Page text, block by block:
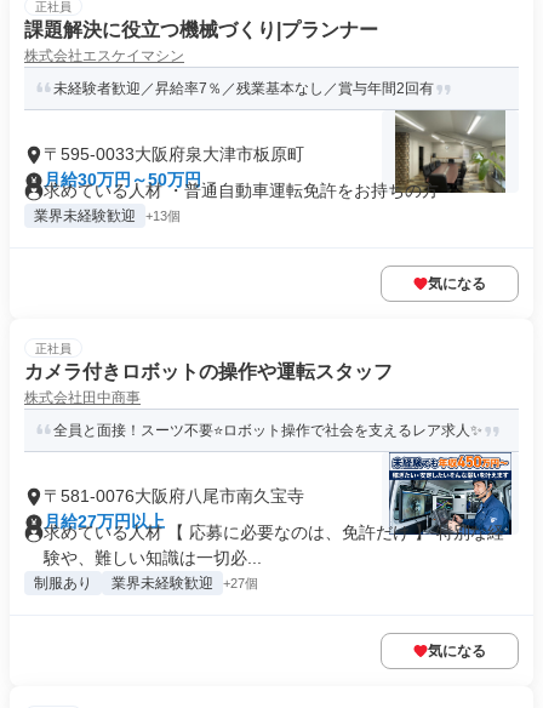
正社員
課題解決に役立つ機械づくり|プランナー
株式会社エスケイマシン
未経験者歓迎／昇給率7％／残業基本なし／賞与年間2回有
〒595-0033大阪府泉大津市板原町
月給30万円～50万円
求めている人材 ・普通自動車運転免許をお持ちの方
業界未経験歓迎 +13個
気になる
正社員
カメラ付きロボットの操作や運転スタッフ
株式会社田中商事
全員と面接！スーツ不要⭐ロボット操作で社会を支えるレア求人✨
〒581-0076大阪府八尾市南久宝寺
月給27万円以上
求めている人材 【 応募に必要なのは、免許だけ 】 特別な経
験や、難しい知識は一切必...
制服あり 業界未経験歓迎 +27個
気になる